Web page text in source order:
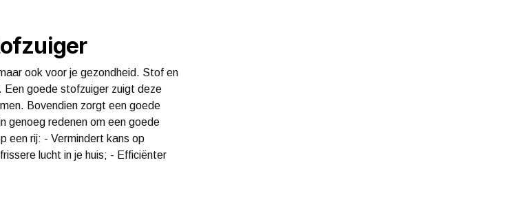
ook voor je gezondheid. Stof en
Een goede stofzuiger zuigt deze
Bovendien zorgt een goede
genoeg redenen om een ​​goede
een rij: - Vermindert kans op
lucht in je huis; - Efficiënter